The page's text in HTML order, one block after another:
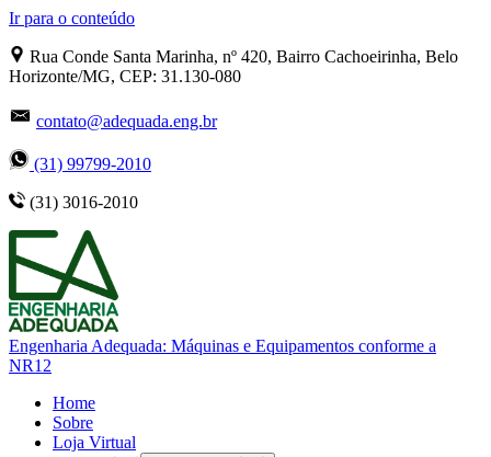
Ir para o conteúdo
Rua Conde Santa Marinha, nº 420, Bairro Cachoeirinha, Belo
Horizonte/MG, CEP: 31.130-080
contato@adequada.eng.br
(31) 99799-2010
(31) 3016-2010
Engenharia Adequada: Máquinas e Equipamentos conforme a
NR12
Home
Sobre
Loja Virtual